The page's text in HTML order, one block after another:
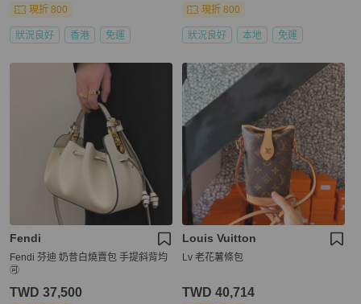
現折 800
狀況良好 香港 免運
現折 800
狀況良好 本地 免運
Fendi
Fendi 芬迪 奶昔白燒賣包 手提斜背均
🉑
TWD 37,500
Louis Vuitton
Lv 老花薯條包
TWD 40,714